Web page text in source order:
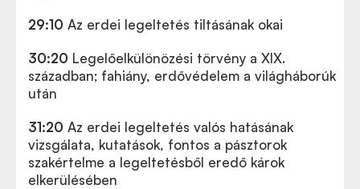
29:10 Az erdei legeltetés tiltásának okai
30:20 Legelőelkülönözési törvény a XIX.
században; fahiány, erdővédelem a világháborúk
után
31:20 Az erdei legeltetés valós hatásának
vizsgálata, kutatások, fontos a pásztorok
szakértelme a legeltetésből eredő károk
elkerülésében